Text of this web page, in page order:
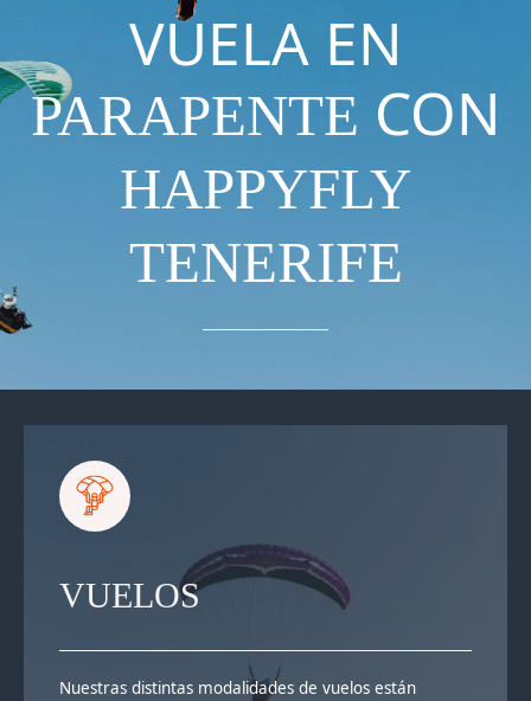
VUELA EN
PARAPENTE CON
HAPPYFLY
TENERIFE
VUELOS
Nuestras distintas modalidades de vuelos están